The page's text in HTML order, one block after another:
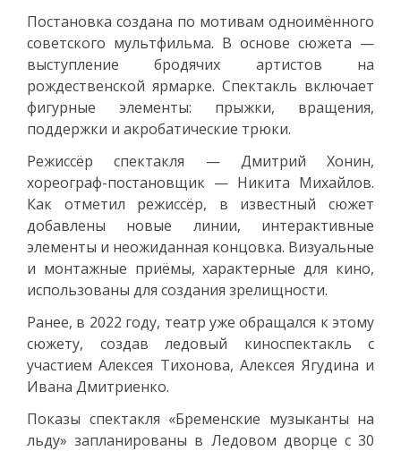
Постановка создана по мотивам одноимённого
советского мультфильма. В основе сюжета —
выступление бродячих артистов на
рождественской ярмарке. Спектакль включает
фигурные элементы: прыжки, вращения,
поддержки и акробатические трюки.
Режиссёр спектакля — Дмитрий Хонин,
хореограф-постановщик — Никита Михайлов.
Как отметил режиссёр, в известный сюжет
добавлены новые линии, интерактивные
элементы и неожиданная концовка. Визуальные
и монтажные приёмы, характерные для кино,
использованы для создания зрелищности.
Ранее, в 2022 году, театр уже обращался к этому
сюжету, создав ледовый киноспектакль с
участием Алексея Тихонова, Алексея Ягудина и
Ивана Дмитриенко.
Показы спектакля «Бременские музыканты на
льду» запланированы в Ледовом дворце с 30